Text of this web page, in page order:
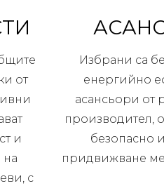
от
и
на
с
Избрани са
енергийно
асансьори от
производител,
безопасно
придвижване